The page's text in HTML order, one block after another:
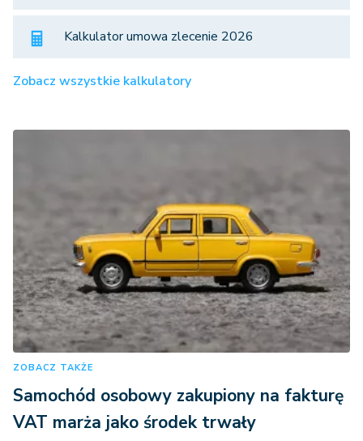
Kalkulator umowa zlecenie 2026
Zobacz wszystkie kalkulatory
ZOBACZ TAKŻE
Samochód osobowy zakupiony na fakturę
VAT marża jako środek trwały